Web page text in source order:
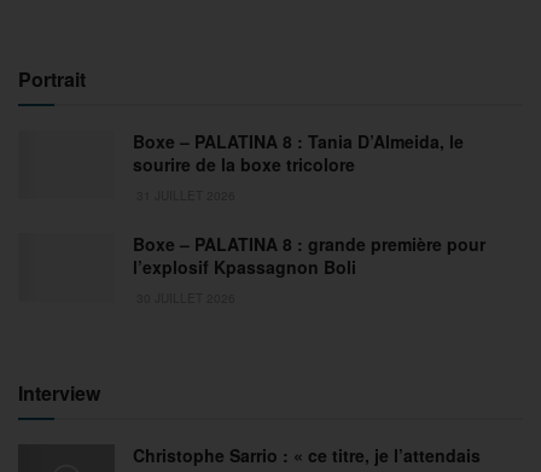
Portrait
Boxe – PALATINA 8 : Tania D’Almeida, le
sourire de la boxe tricolore
Boxe – PALATINA 8 : grande première pour
l’explosif Kpassagnon Boli
Interview
Christophe Sarrio : « ce titre, je l’attendais